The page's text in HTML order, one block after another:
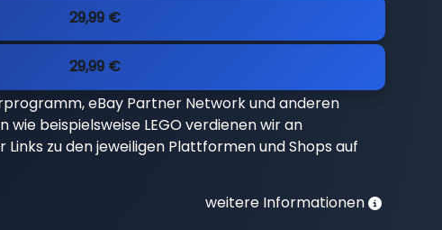
29,99 €
29,99 €
eBay Partner Network und anderen
beispielsweise LEGO verdienen wir an
zu den jeweiligen Plattformen und Shops auf
weitere Informationen